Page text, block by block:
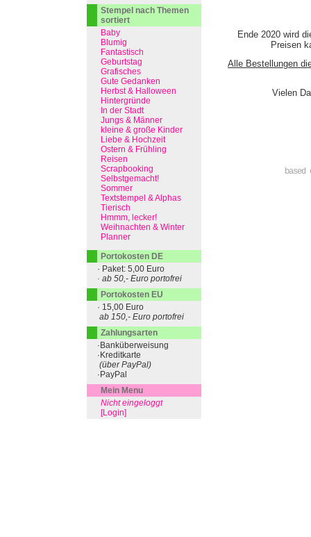
Ende 2020 wird
Preisen
Alle Bestellungen
Vielen
Stempel nach Themen
sortiert
Baby
Blumig
Fantastisch
Geburtstag
Grafisches
Gute Gedanken
Herbst & Halloween
Hintergründe
In der Stadt
Jungs & Männer
kleine & große Kinder
Liebe & Hochzeit
Ostern & Frühling
Reisen
Scrapbooking
Selbstgemacht!
Sommer
Textstempel & Alphas
Tierisch
Hmmm, lecker!
Weihnachten & Winter
Planner
Portokosten DE
· Paket: 5,00 Euro
· ab 50,- Euro portofrei
Portokosten EU
· 15,00 Euro
ab 150,- Euro portofrei
Zahlungsarten
·Banküberweisung
·Kreditkarte
(über PayPal)
·PayPal
Mein Menu
Nicht eingeloggt
[Login]